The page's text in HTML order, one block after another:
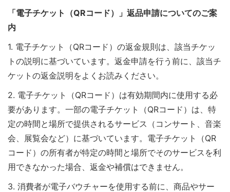
高
雄
お
も
し
ろ
カ
ー
ド
「電子チケット（QRコード）」返品申請についてのご案
内
1. 電子チケット（QRコード）の返金規則は、該当チケッ
トの説明に基づいています。返金申請を行う前に、該当チ
ケットの返金説明をよくお読みください。
2. 電子チケット（QRコード）は有効期間内に使用する必
要があります。一部の電子チケット（QRコード）は、特
定の時間と場所で提供されるサービス（コンサート、音楽
会、展覧会など）に基づいています。電子チケット（QR
コード）の所有者が特定の時間と場所でそのサービスを利
用できなかった場合、返金や補償はできません。
3. 消費者が電子バウチャーを使用する前に、商品やサー